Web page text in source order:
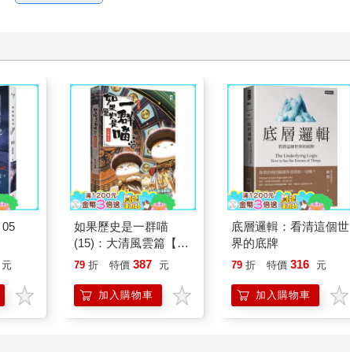
元
如果歷史是一群喵
(15)：大清風雲篇【萌
貓漫畫學歷史】
79 折 特價 387 元
加入購物車
底層邏輯：看清這個世
界的底牌
79 折 特價 316 元
加入購物車